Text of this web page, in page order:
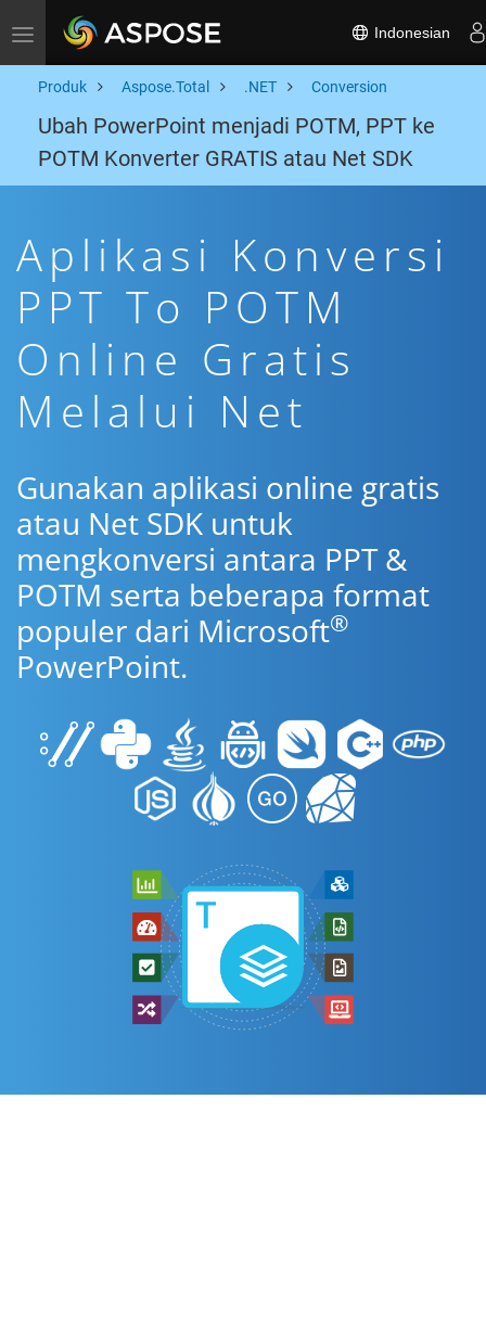
Toggle navigation Indonesian
Produk Aspose.Total .NET Conversion
Ubah PowerPoint menjadi POTM, PPT ke
POTM Konverter GRATIS atau Net SDK
Aplikasi Konversi
PPT To POTM
Online Gratis
Melalui Net
Gunakan aplikasi online gratis
atau Net SDK untuk
mengkonversi antara PPT &
POTM serta beberapa format
populer dari Microsoft®
PowerPoint.